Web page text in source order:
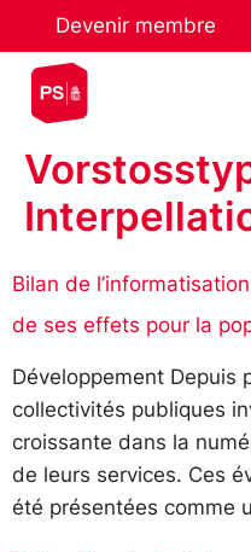
Devenir membre
Bilan de
de ses effets pour la
Développement Depuis
collectivités publiques
croissante dans la
de leurs services. Ces
été présentées comme